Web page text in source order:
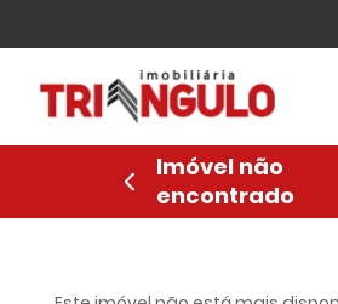
Home
Venda
Locação
Lançamentos
Imóvel não
encontrado